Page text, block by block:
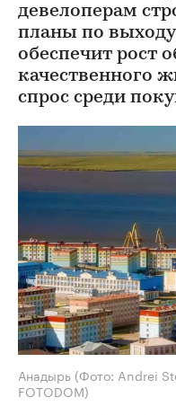
девелоперам
планы по выходу
обеспечит рост
качественного
спрос среди
Анадырь (Фото: Andrei
FOTODOM)